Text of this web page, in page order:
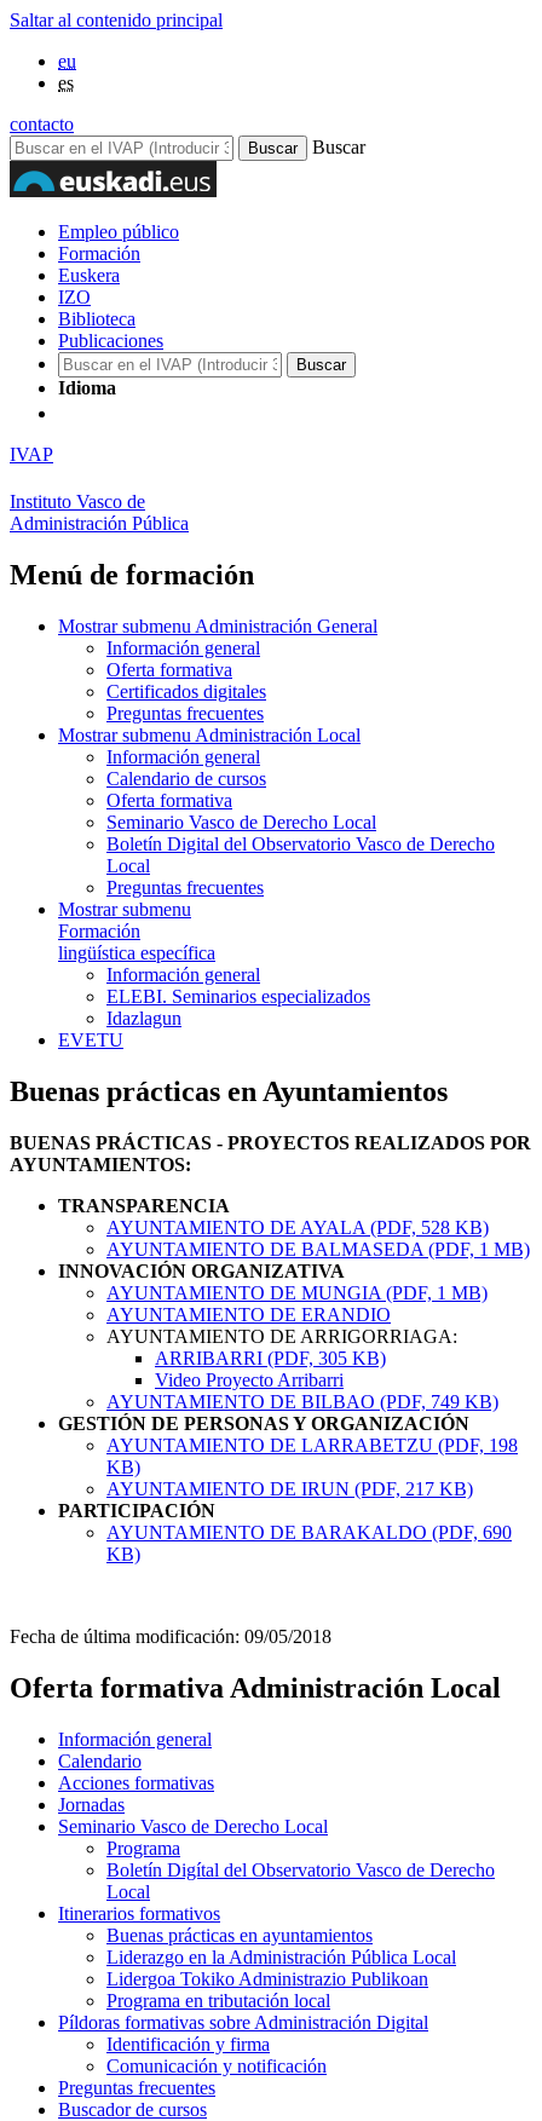
Saltar al contenido principal
eu
es
contacto
Buscar
Empleo público
Formación
Euskera
IZO
Biblioteca
Publicaciones
Idioma
IVAP
Instituto Vasco de
Administración Pública
Menú de formación
Mostrar submenu Administración General
Información general
Oferta formativa
Certificados digitales
Preguntas frecuentes
Mostrar submenu Administración Local
Información general
Calendario de cursos
Oferta formativa
Seminario Vasco de Derecho Local
Boletín Digital del Observatorio Vasco de Derecho
Local
Preguntas frecuentes
Mostrar submenu
Formación
lingüística específica
Información general
ELEBI. Seminarios especializados
Idazlagun
EVETU
Buenas prácticas en Ayuntamientos
BUENAS PRÁCTICAS - PROYECTOS REALIZADOS POR
AYUNTAMIENTOS:
TRANSPARENCIA
AYUNTAMIENTO DE AYALA (PDF, 528 KB)
AYUNTAMIENTO DE BALMASEDA (PDF, 1 MB)
INNOVACIÓN ORGANIZATIVA
AYUNTAMIENTO DE MUNGIA (PDF, 1 MB)
AYUNTAMIENTO DE ERANDIO
AYUNTAMIENTO DE ARRIGORRIAGA:
ARRIBARRI (PDF, 305 KB)
Video Proyecto Arribarri
AYUNTAMIENTO DE BILBAO (PDF, 749 KB)
GESTIÓN DE PERSONAS Y ORGANIZACIÓN
AYUNTAMIENTO DE LARRABETZU (PDF, 198
KB)
AYUNTAMIENTO DE IRUN (PDF, 217 KB)
PARTICIPACIÓN
AYUNTAMIENTO DE BARAKALDO (PDF, 690
KB)
Fecha de última modificación: 09/05/2018
Oferta formativa Administración Local
Información general
Calendario
Acciones formativas
Jornadas
Seminario Vasco de Derecho Local
Programa
Boletín Digítal del Observatorio Vasco de Derecho
Local
Itinerarios formativos
Buenas prácticas en ayuntamientos
Liderazgo en la Administración Pública Local
Lidergoa Tokiko Administrazio Publikoan
Programa en tributación local
Píldoras formativas sobre Administración Digital
Identificación y firma
Comunicación y notificación
Preguntas frecuentes
Buscador de cursos